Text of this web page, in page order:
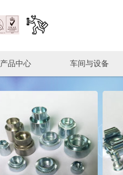
产品中心 车间与设备